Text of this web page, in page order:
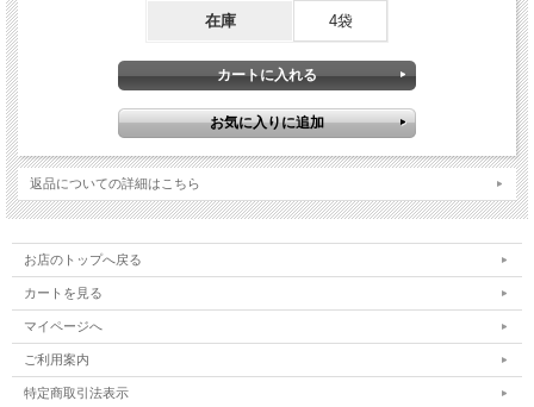
在庫 4袋
返品についての詳細はこちら
お店のトップへ戻る
カートを見る
マイページへ
ご利用案内
特定商取引法表示